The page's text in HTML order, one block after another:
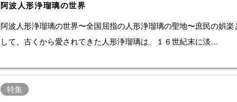
阿波人形浄瑠璃の世界
阿波人形浄瑠璃の世界〜全国屈指の人形浄瑠璃の聖地〜庶民の娯楽
して、古くから愛されてきた人形浄瑠璃は、１６世紀末に淡…
特集